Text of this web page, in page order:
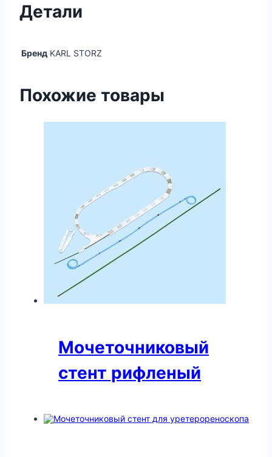
Детали
Бренд KARL STORZ
Похожие товары
Мочеточниковый
стент рифленый